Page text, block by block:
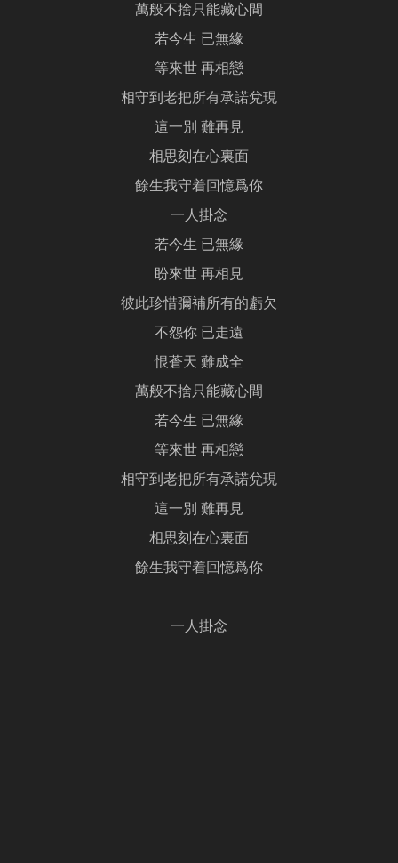
萬般不捨只能藏心間
若今生 已無緣
等來世 再相戀
相守到老把所有承諾兌現
這一別 難再見
相思刻在心裏面
餘生我守着回憶爲你
一人掛念
若今生 已無緣
盼來世 再相見
彼此珍惜彌補所有的虧欠
不怨你 已走遠
恨蒼天 難成全
萬般不捨只能藏心間
若今生 已無緣
等來世 再相戀
相守到老把所有承諾兌現
這一別 難再見
相思刻在心裏面
餘生我守着回憶爲你
一人掛念